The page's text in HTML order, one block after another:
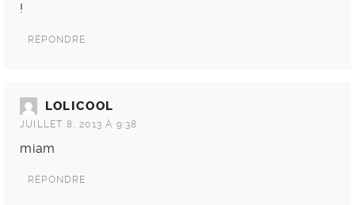
!
RÉPONDRE
LOLICOOL
JUILLET 8, 2013 À 9:38
miam
RÉPONDRE